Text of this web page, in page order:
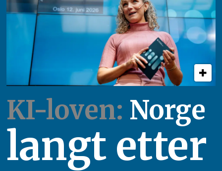
KI-loven: Norge
langt etter